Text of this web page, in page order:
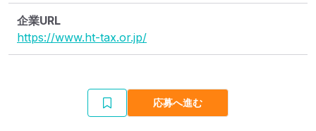
企業URL
https://www.ht-tax.or.jp/
応募へ進む